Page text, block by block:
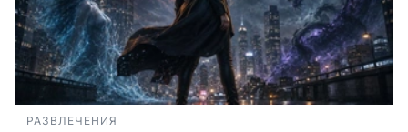
РАЗВЛЕЧЕНИЯ